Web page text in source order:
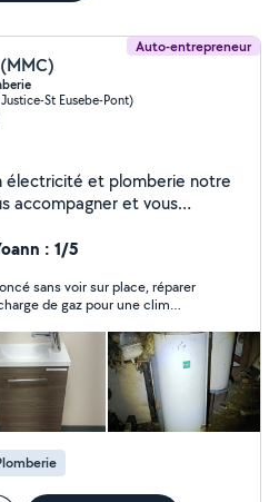
Auto-entrepreneur
St Eusebe-Pont)
électricité et plomberie notre
accompagner et vous
: 1/5
voir sur place, réparer
de gaz pour une clim